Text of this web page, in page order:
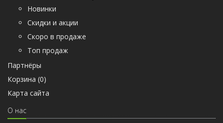
Новинки
Скидки и акции
Скоро в продаже
Топ продаж
Партнёры
Корзина (0)
Карта сайта
О нас